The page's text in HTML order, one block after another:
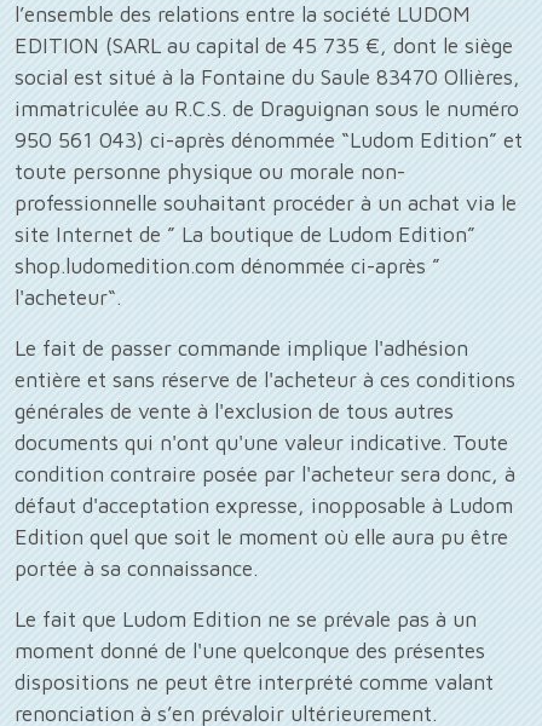
l’ensemble des relations entre la société LUDOM
EDITION (SARL au capital de 45 735 €, dont le siège
social est situé à la Fontaine du Saule 83470 Ollières,
immatriculée au R.C.S. de Draguignan sous le numéro
950 561 043) ci-après dénommée “Ludom Edition” et
toute personne physique ou morale non-
professionnelle souhaitant procéder à un achat via le
site Internet de ” La boutique de Ludom Edition”
shop.ludomedition.com dénommée ci-après ”
l'acheteur“.
Le fait de passer commande implique l'adhésion
entière et sans réserve de l'acheteur à ces conditions
générales de vente à l'exclusion de tous autres
documents qui n'ont qu'une valeur indicative. Toute
condition contraire posée par l'acheteur sera donc, à
défaut d'acceptation expresse, inopposable à Ludom
Edition quel que soit le moment où elle aura pu être
portée à sa connaissance.
Le fait que Ludom Edition ne se prévale pas à un
moment donné de l'une quelconque des présentes
dispositions ne peut être interprété comme valant
renonciation à s’en prévaloir ultérieurement.